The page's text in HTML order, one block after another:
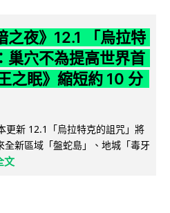
之夜》12.1 「烏拉特
巢穴不為提高世界首
之眠》縮短約 10 分
更新 12.1「烏拉特克的詛咒」將
新區域「盤蛇島」、地城「毒牙
文